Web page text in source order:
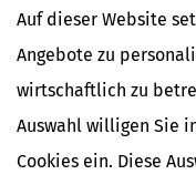
Auf dieser Website
Angebote zu
wirtschaftlich zu
Auswahl willigen Sie
Cookies ein. Diese